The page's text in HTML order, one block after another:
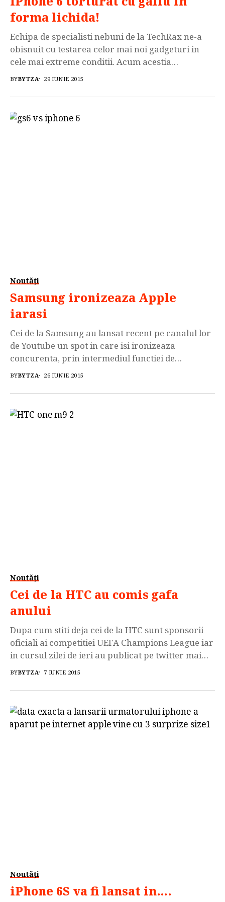
forma lichida!
Echipa de specialisti nebuni de la TechRax ne-a
obisnuit cu testarea celor mai noi gadgeturi in
cele mai extreme conditii. Acum acestia
riposteaza cu un videoclip incendiar in care
Pt cei care nu stiu deja trebuie sa va spunem ca
galiu este un metal care devine lichid la […]
BYBYTZA 29 IUNIE 2015
Noutăți
Samsung ironizeaza Apple
iarasi
Cei de la Samsung au lansat recent pe canalul lor
de Youtube un spot in care isi ironizeaza
concurenta, prin intermediul functiei de
incarcare wireless de care dispune noul Galaxy
functie extrem de utila. Aceasta metoda de
promovare utilizata de catre cei de la Samsung
[…]
BYBYTZA 26 IUNIE 2015
Noutăți
Cei de la HTC au comis gafa
anului
Dupa cum stiti deja cei de la HTC sunt sponsorii
oficiali ai competitiei UEFA Champions League iar
in cursul zilei de ieri au publicat pe twitter mai
One M9 Gold. Acest model este produs in serie
limitata si a fost lansat in […]
BYBYTZA 7 IUNIE 2015
Noutăți
iPhone 6S va fi lansat in….